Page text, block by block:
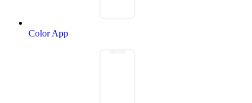
Color App